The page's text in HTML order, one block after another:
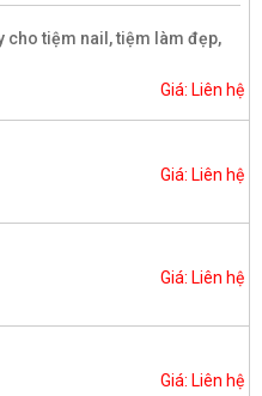
cho tiệm nail, tiệm làm đẹp,
Giá: Liên hệ
Giá: Liên hệ
Giá: Liên hệ
Giá: Liên hệ